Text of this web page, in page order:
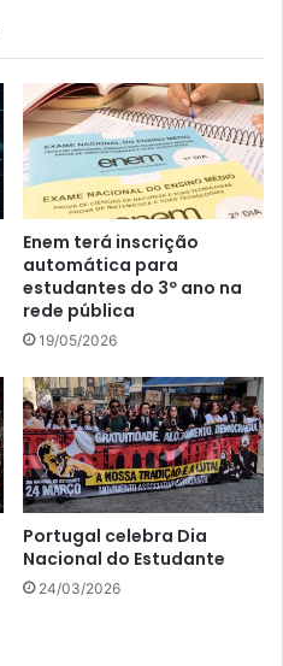
Enem terá inscrição
automática para
estudantes do 3º ano na
rede pública
19/05/2026
Portugal celebra Dia
Nacional do Estudante
24/03/2026